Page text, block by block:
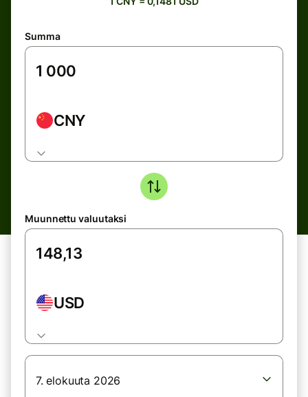
Summa
CNY
Muunnettu valuutaksi
USD
7. elokuuta 2026